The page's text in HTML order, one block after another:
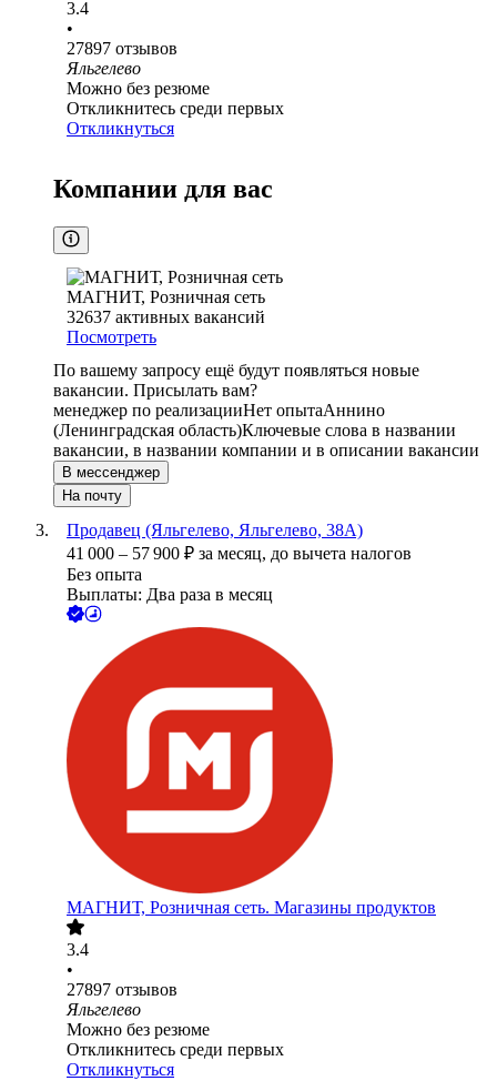
3.4
•
27897 отзывов
Яльгелево
Можно без резюме
Откликнитесь среди первых
Откликнуться
Компании для вас
МАГНИТ, Розничная сеть
32637 активных вакансий
Посмотреть
По вашему запросу ещё будут появляться новые
вакансии. Присылать вам?
менеджер по реализацииНет опытаАннино
(Ленинградская область)Ключевые слова в названии
вакансии, в названии компании и в описании вакансии
В мессенджер
На почту
Продавец (Яльгелево, Яльгелево, 38А)
41 000 – 57 900 ₽ за месяц, до вычета налогов
Без опыта
Выплаты: Два раза в месяц
МАГНИТ, Розничная сеть. Магазины продуктов
3.4
•
27897 отзывов
Яльгелево
Можно без резюме
Откликнитесь среди первых
Откликнуться